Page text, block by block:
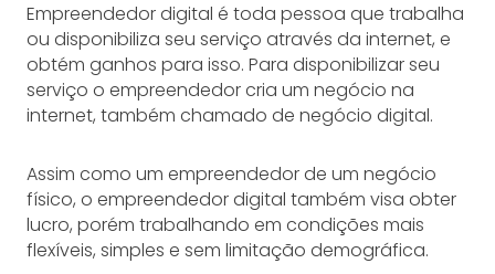
Empreendedor digital é toda pessoa que trabalha
ou disponibiliza seu serviço através da internet, e
obtém ganhos para isso. Para disponibilizar seu
serviço o empreendedor cria um negócio na
internet, também chamado de negócio digital.
Assim como um empreendedor de um negócio
físico, o empreendedor digital também visa obter
lucro, porém trabalhando em condições mais
flexíveis, simples e sem limitação demográfica.